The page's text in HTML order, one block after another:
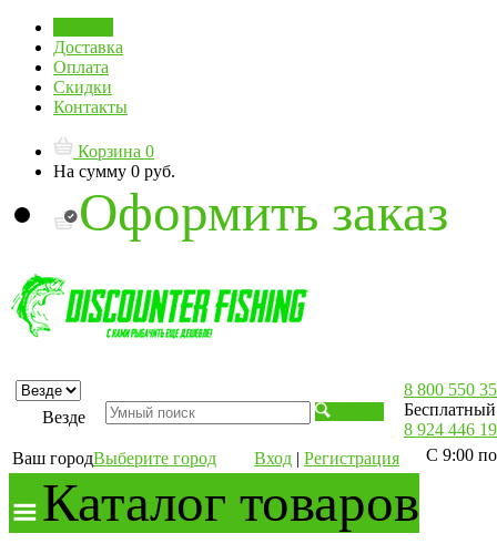
Доставка
Оплата
Скидки
Контакты
Корзина 0
На сумму 0 руб.
Оформить заказ
Везде
Ваш городВыберите город Вход | Регистрация
8 800 550
8 924 446
С 9:00
Каталог товаров